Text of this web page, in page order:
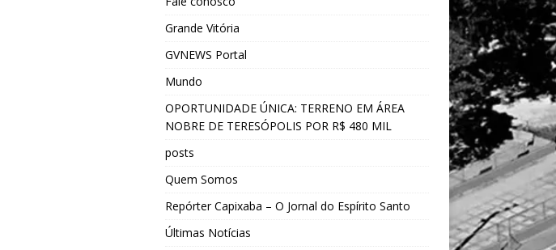
Grande Vitória
GVNEWS Portal
Mundo
OPORTUNIDADE ÚNICA: TERRENO EM ÁREA
NOBRE DE TERESÓPOLIS POR R$ 480 MIL
posts
Quem Somos
Repórter Capixaba – O Jornal do Espírito Santo
Últimas Notícias